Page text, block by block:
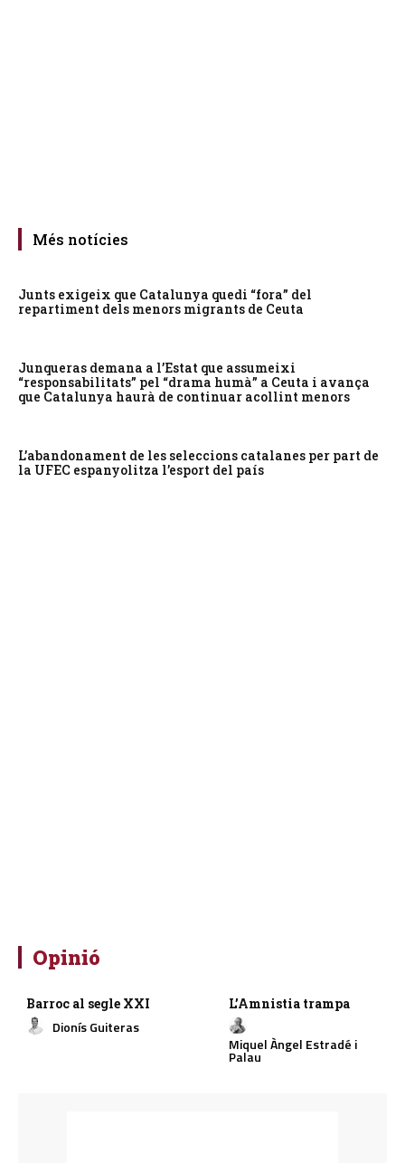
Més notícies
Junts exigeix que Catalunya quedi “fora” del
repartiment dels menors migrants de Ceuta
Junqueras demana a l’Estat que assumeixi
“responsabilitats” pel “drama humà” a Ceuta i avança
que Catalunya haurà de continuar acollint menors
L’abandonament de les seleccions catalanes per part de
la UFEC espanyolitza l’esport del país
Opinió
Barroc al segle XXI
Dionís Guiteras
L’Amnistia trampa
Miquel Àngel Estradé i
Palau